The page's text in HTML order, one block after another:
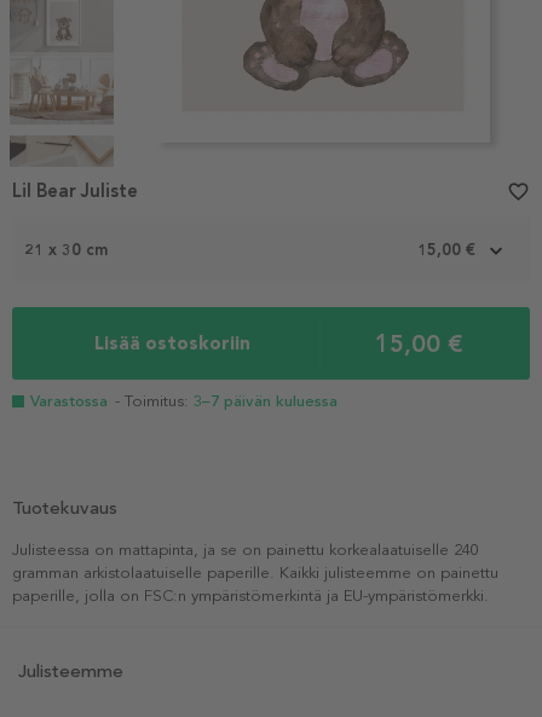
1
21 x 30 cm 15,00 €
Lisää ostoskoriin 15,00 €
Varastossa - Toimitus: 3–7 päivän kuluessa
Lil Bear Juliste favorite_border
Tuotekuvaus
Julisteessa on mattapinta, ja se on painettu korkealaatuiselle 240
gramman arkistolaatuiselle paperille. Kaikki julisteemme on painettu
paperille, jolla on FSC:n ympäristömerkintä ja EU-ympäristömerkki.
Julisteemme